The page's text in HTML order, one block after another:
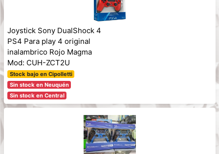
Joystick Sony DualShock 4
PS4 Para play 4 original
inalambrico Rojo Magma
Mod: CUH-ZCT2U
Stock bajo en Cipolletti
Sin stock en Neuquén
Sin stock en Central